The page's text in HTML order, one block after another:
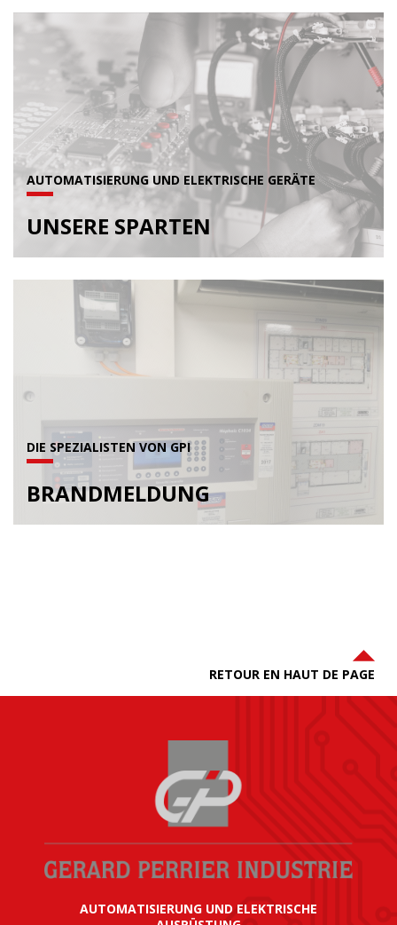
AUTOMATISIERUNG UND ELEKTRISCHE GERÄTE
UNSERE SPARTEN
DIE SPEZIALISTEN VON GPI
BRANDMELDUNG
RETOUR EN HAUT DE PAGE
AUTOMATISIERUNG UND ELEKTRISCHE